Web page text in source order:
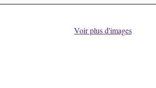
Voir plus d'images